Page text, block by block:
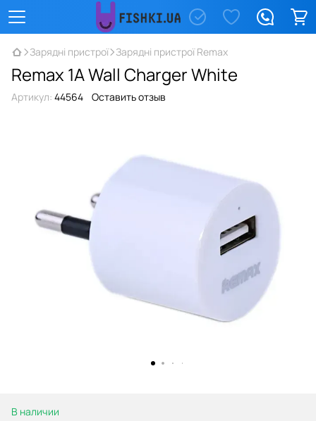
Зарядні пристрої Зарядні пристрої Remax
Remax 1A Wall Charger White
Артикул: 44564 Оставить отзыв
В наличии